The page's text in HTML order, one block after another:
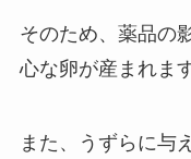
そのため、薬品の
心な卵が産まれます
また、うずらに与